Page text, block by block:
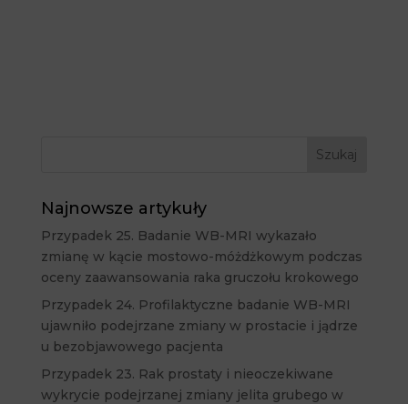
Najnowsze artykuły
Przypadek 25. Badanie WB-MRI wykazało
zmianę w kącie mostowo-móżdżkowym podczas
oceny zaawansowania raka gruczołu krokowego
Przypadek 24. Profilaktyczne badanie WB-MRI
ujawniło podejrzane zmiany w prostacie i jądrze
u bezobjawowego pacjenta
Przypadek 23. Rak prostaty i nieoczekiwane
wykrycie podejrzanej zmiany jelita grubego w